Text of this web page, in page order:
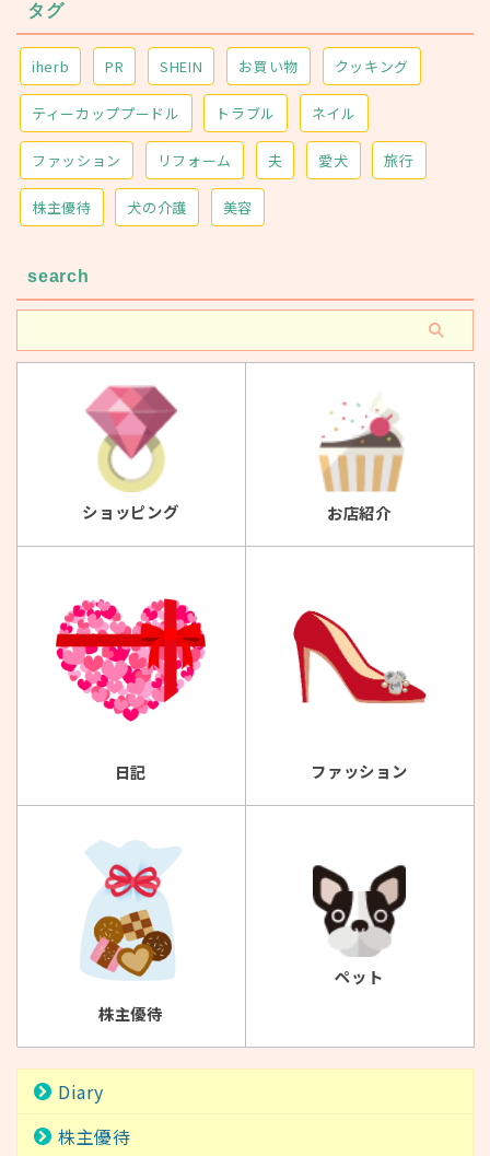
タグ
iherb PR SHEIN お買い物 クッキング
ティーカッププードル トラブル ネイル
ファッション リフォーム 夫 愛犬 旅行
株主優待 犬の介護 美容
search
ショッピング お店紹介
日記 ファッション
株主優待
ペット
Diary
株主優待